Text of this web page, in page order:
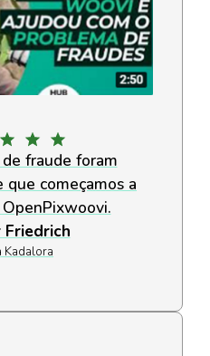
fraude foram
começamos a
Kadalora